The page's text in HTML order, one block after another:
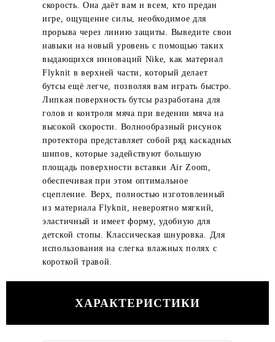
скорость. Она даёт вам и всем, кто предан
игре, ощущение силы, необходимое для
прорыва через линию защиты. Выведите свои
навыки на новый уровень с помощью таких
выдающихся инноваций Nike, как материал
Flyknit в верхней части, который делает
бутсы ещё легче, позволяя вам играть быстро.
Липкая поверхность бутсы разработана для
голов и контроля мяча при ведении мяча на
высокой скорости. Волнообразный рисунок
протектора представляет собой ряд каскадных
шипов, которые задействуют большую
площадь поверхности вставки Air Zoom,
обеспечивая при этом оптимальное
сцепление. Верх, полностью изготовленный
из материала Flyknit, невероятно мягкий,
эластичный и имеет форму, удобную для
детской стопы. Классическая шнуровка. Для
использования на слегка влажных полях с
короткой травой.
ХАРАКТЕРИСТИКИ